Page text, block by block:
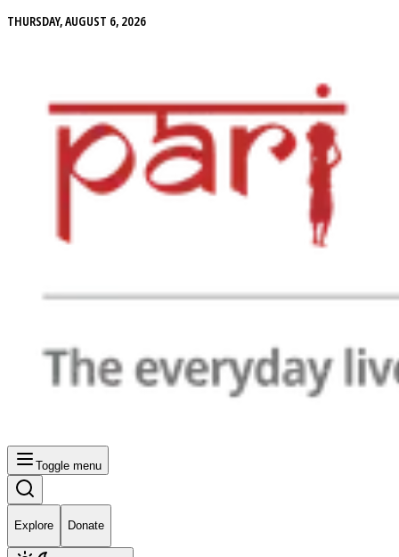
THURSDAY, AUGUST 6, 2026
Toggle menu
Explore Donate